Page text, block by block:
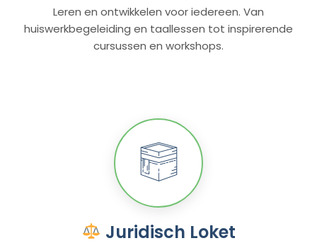
Leren en ontwikkelen voor iedereen. Van
huiswerkbegeleiding en taallessen tot inspirerende
cursussen en workshops.
Juridisch Loket